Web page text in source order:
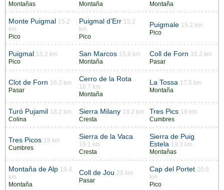
Montañas
Montaña
Montaña
Monte Puigmal 15.2
km
Pico
Puigmal d’Err 15.2
km
Pico
Puigmale 15.2 km
Pico
Puigmal 15.2 km
Pico
San Marcos 15.8 km
Montaña
Coll de Forn 16.2 km
Pasar
Clot de Forn 16.2 km
Pasar
Cerro de la Rota
16.7 km
Montaña
La Tossa 17.5 km
Montaña
Turó Pujamil 18.2 km
Colina
Sierra Milany 18.2 km
Cresta
Tres Pics 19 km
Cumbres
Tres Picos 19 km
Cumbres
Sierra de la Vaca
19.1 km
Cresta
Sierra de Puig
Estela 19.3 km
Montañas
Montaña de Alp 19.4
km
Montaña
Coll de Jou 20 km
Pasar
Cap del Portet 20.6
km
Pico